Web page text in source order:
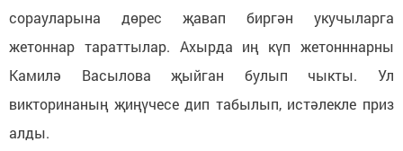
сорауларына дөрес җавап биргән укучыларга
жетоннар тараттылар. Ахырда иң күп жетонннарны
Камилә Васылова җыйган булып чыкты. Ул
викторинаның җиңүчесе дип табылып, истәлекле приз
алды.